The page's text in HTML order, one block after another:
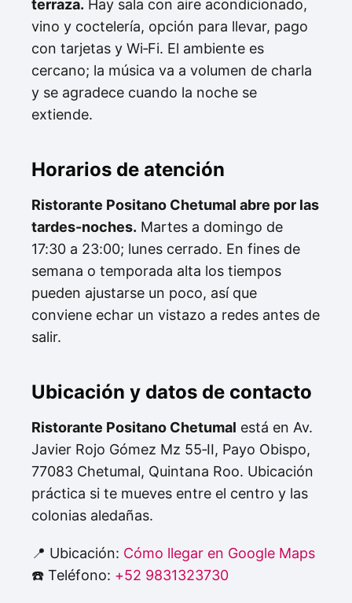
terraza. Hay sala con aire acondicionado,
vino y coctelería, opción para llevar, pago
con tarjetas y Wi‑Fi. El ambiente es
cercano; la música va a volumen de charla
y se agradece cuando la noche se
extiende.
Horarios de atención
Ristorante Positano Chetumal abre por las
tardes-noches. Martes a domingo de
17:30 a 23:00; lunes cerrado. En fines de
semana o temporada alta los tiempos
pueden ajustarse un poco, así que
conviene echar un vistazo a redes antes de
salir.
Ubicación y datos de contacto
Ristorante Positano Chetumal está en Av.
Javier Rojo Gómez Mz 55‑II, Payo Obispo,
77083 Chetumal, Quintana Roo. Ubicación
práctica si te mueves entre el centro y las
colonias aledañas.
📍 Ubicación: Cómo llegar en Google Maps
☎️ Teléfono: +52 9831323730